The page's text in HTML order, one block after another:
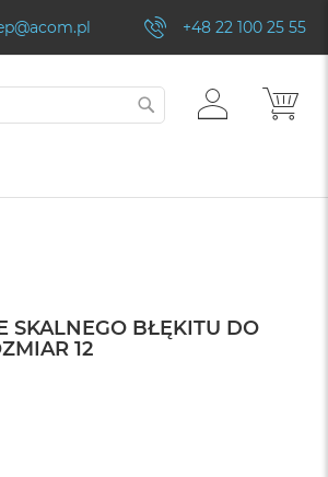
+48 22 100 25 55
ZALOGUJ
SIĘ
SZUKAJ
SKALNEGO BŁĘKITU DO
12